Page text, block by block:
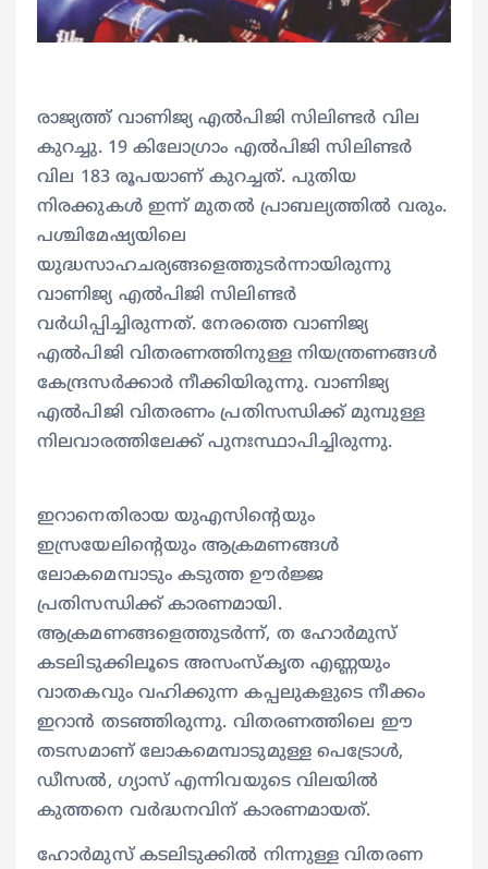
രാജ്യത്ത് വാണിജ്യ എൽപിജി സിലിണ്ടർ വില
കുറച്ചു. 19 കിലോഗ്രാം എൽപിജി സിലിണ്ടർ
വില 183 രൂപയാണ് കുറച്ചത്. പുതിയ
നിരക്കുകൾ ഇന്ന് മുതൽ പ്രാബല്യത്തിൽ വരും.
പശ്ചിമേഷ്യയിലെ
യുദ്ധസാഹചര്യങ്ങളെത്തുടർന്നായിരുന്നു
വാണിജ്യ എൽപിജി സിലിണ്ടർ
വർധിപ്പിച്ചിരുന്നത്. നേരത്തെ വാണിജ്യ
എൽപിജി വിതരണത്തിനുള്ള നിയന്ത്രണങ്ങൾ
കേന്ദ്രസർക്കാർ നീക്കിയിരുന്നു. വാണിജ്യ
എൽപിജി വിതരണം പ്രതിസന്ധിക്ക് മുമ്പുള്ള
നിലവാരത്തിലേക്ക് പുനഃസ്ഥാപിച്ചിരുന്നു.
ഇറാനെതിരായ യുഎസിന്റെയും
ഇസ്രയേലിന്റെയും ആക്രമണങ്ങൾ
ലോകമെമ്പാടും കടുത്ത ഊർജ്ജ
പ്രതിസന്ധിക്ക് കാരണമായി.
ആക്രമണങ്ങളെത്തുടർന്ന്, ത ഹോർമുസ്
കടലിടുക്കിലൂടെ അസംസ്കൃത എണ്ണയും
വാതകവും വഹിക്കുന്ന കപ്പലുകളുടെ നീക്കം
ഇറാൻ തടഞ്ഞിരുന്നു. വിതരണത്തിലെ ഈ
തടസമാണ് ലോകമെമ്പാടുമുള്ള പെട്രോൾ,
ഡീസൽ, ഗ്യാസ് എന്നിവയുടെ വിലയിൽ
കുത്തനെ വർദ്ധനവിന് കാരണമായത്.
ഹോർമുസ് കടലിടുക്കിൽ നിന്നുള്ള വിതരണ